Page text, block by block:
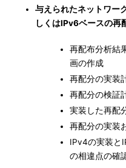
与えられたネットワー
しくはIPv6ベースの再
再配布分析結
画の作成
再配分の実装
再配分の検証
実装した再配
再配分の実装
IPv4の実装と
の相違点の確